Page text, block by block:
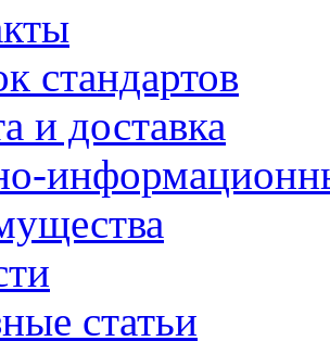
стандартов
и доставка
статьи